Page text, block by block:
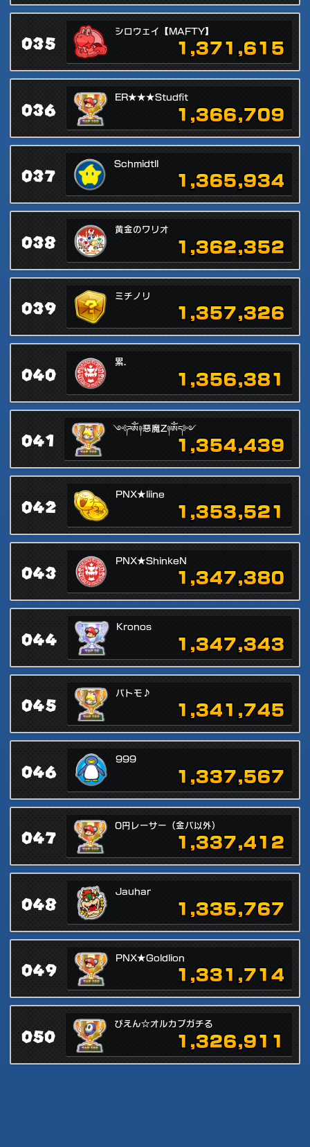
035
シロウェイ【MAFTY】
1,371,615
036
ER★★★Studfit
1,366,709
037
Schmidtll
1,365,934
038
黄金のワリオ
1,362,352
039
ミチノリ
1,357,326
040
累.
1,356,381
041
༺ཌༀ༈惡魔Z༈ༀད༻
1,354,439
042
PNX★liine
1,353,521
043
PNX★ShinkeN
1,347,380
044
Kronos
1,347,343
045
パトモ♪
1,341,745
046
999
1,337,567
047
0円レーサー（金パ以外）
1,337,412
048
Jauhar
1,335,767
049
PNX★Goldlion
1,331,714
050
ぴえん☆オルカプガチる
1,326,911